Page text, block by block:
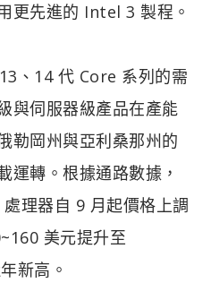
更先進的 Intel 3 製程。
、14 代 Core 系列的需
與伺服器級產品在產能
勒岡州與亞利桑那州的
運轉。根據通路數據，
理器自 9 月起價格上調
美元提升至
新高。